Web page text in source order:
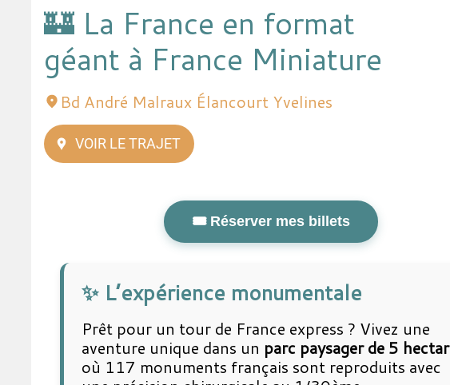
🏰 La France en format
géant à France Miniature
Bd André Malraux Élancourt Yvelines
VOIR LE TRAJET
🎟️ Réserver mes billets
✨ L’expérience monumentale
Prêt pour un tour de France express ? Vivez une
aventure unique dans un parc paysager de 5
où 117 monuments français sont reproduits avec